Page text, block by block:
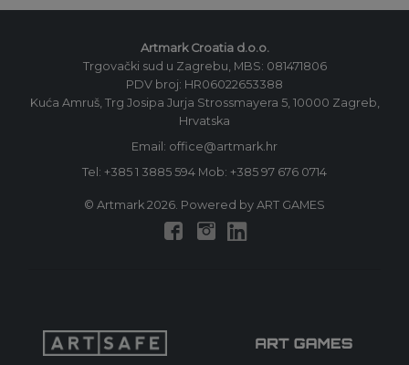
Artmark Croatia d.o.o.
Trgovački sud u Zagrebu, MBS: 081471806
PDV broj: HR06022653388
Kuća Amruš, Trg Josipa Jurja Strossmayera 5, 10000 Zagreb,
Hrvatska
Email: office@artmark.hr
Tel: +385 1 3885 594 Mob: +385 97 676 0714
© Artmark 2026. Powered by ART GAMES